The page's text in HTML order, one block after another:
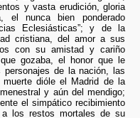
y vasta erudición, gloria
el nunca bien ponderado
Eclesiásticas”; y de la
cristiana, del amor a sus
con su amistad y cariño
gozaba, el honor que le
de la nación, las
dióle el Madrid de la
y aún del mendigo;
el simpático recibimiento
los restos mortales de su